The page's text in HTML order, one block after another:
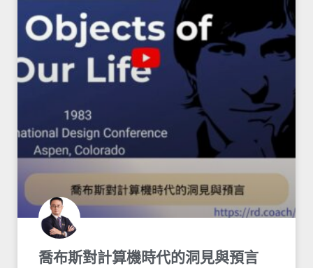
喬布斯對計算機時代的洞見與預言